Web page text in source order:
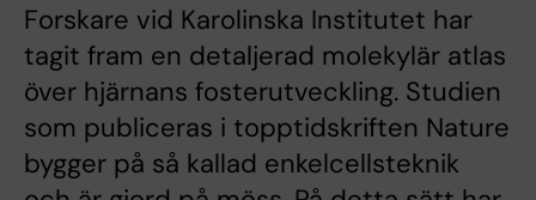
Forskare vid Karolinska Institutet har
tagit fram en detaljerad molekylär atlas
över hjärnans fosterutveckling. Studien
som publiceras i topptidskriften Nature
bygger på så kallad enkelcellsteknik